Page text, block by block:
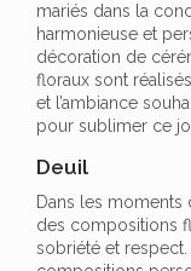
mariés dans la
harmonieuse et
décoration de
floraux sont
et l’ambiance
pour sublimer ce
Deuil
Dans les moments
des compositions
sobriété et